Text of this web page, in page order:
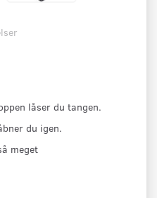
låser du tangen.
du igen.
meget